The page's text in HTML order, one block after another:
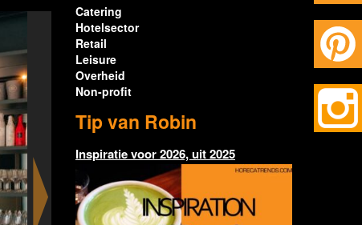
Catering
Hotelsector
Retail
Leisure
Overheid
Non-profit
Tip van Robin
Inspiratie voor 2026, uit 2025